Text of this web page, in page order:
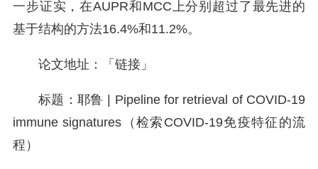
一步证实，在AUPR和MCC上分别超过了最先进的
基于结构的方法16.4%和11.2%。
论文地址：「链接」
标题：耶鲁 | Pipeline for retrieval of COVID-19
immune signatures（检索COVID-19免疫特征的流
程）